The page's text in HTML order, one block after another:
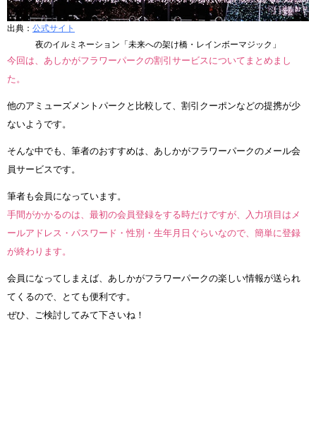
出典： 公式サイト
夜のイルミネーション「未来への架け橋・レインボーマジック」
今回は、あしかがフラワーパークの割引サービスについてまとめまし
た。
他のアミューズメントパークと比較して、割引クーポンなどの提携が少
ないようです。
そんな中でも、筆者のおすすめは、あしかがフラワーパークのメール会
員サービスです。
筆者も会員になっています。
手間がかかるのは、最初の会員登録をする時だけですが、入力項目はメ
ールアドレス・パスワード・性別・生年月日ぐらいなので、簡単に登録
が終わります。
会員になってしまえば、あしかがフラワーパークの楽しい情報が送られ
てくるので、とても便利です。
ぜひ、ご検討してみて下さいね！